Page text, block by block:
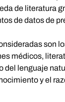
de literatura
de datos de
son
médicos,
del lenguaje
y el